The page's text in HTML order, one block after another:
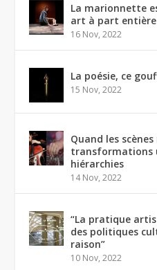
La marionnette
art à part entière
16 Nov, 2022
La poésie, ce
15 Nov, 2022
Quand les
transformations
hiérarchies
14 Nov, 2022
“La pratique
des politiques
raison”
10 Nov, 2022